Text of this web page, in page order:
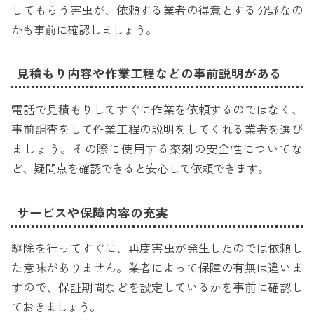
してもらう害虫が、依頼する業者の得意とする分野なの
かも事前に確認しましょう。
見積もり内容や作業工程などの事前説明がある
電話で見積もりしてすぐに作業を依頼するのではなく、
事前調査をして作業工程の説明をしてくれる業者を選び
ましょう。その際に使用する薬剤の安全性についてな
ど、疑問点を確認できると安心して依頼できます。
サービスや保障内容の充実
駆除を行ってすぐに、再度害虫が発生したのでは依頼し
た意味がありません。業者によって保障の有無は違いま
すので、保証期間などを設定しているかを事前に確認し
ておきましょう。